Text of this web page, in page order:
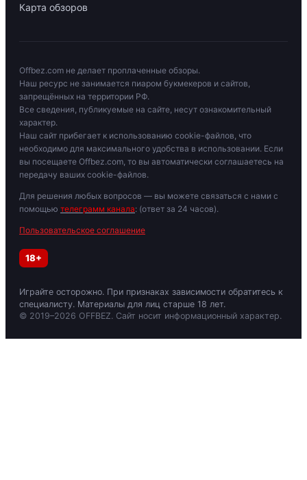
Карта обзоров
Offbez.com не делает проплаченные обзоры.
Наш ресурс не занимается пиаром букмекеров и сайтов,
запрещённых на территории РФ.
Все сведения, публикуемые на сайте, несут ознакомительный
характер.
Наш сайт прибегает к использованию cookie-файлов, что
необходимо для максимального удобства в использовании. Если
вы посещаете Offbez.com, то вы автоматически соглашаетесь на
передачу ваших cookie-файлов.
Для решения любых вопросов — вы можете связаться с нами с
помощью телеграмм канала: (ответ за 24 часов).
Пользовательское соглашение
18+
Играйте осторожно. При признаках зависимости обратитесь к
специалисту. Материалы для лиц старше 18 лет.
© 2019–2026 OFFBEZ. Сайт носит информационный характер.